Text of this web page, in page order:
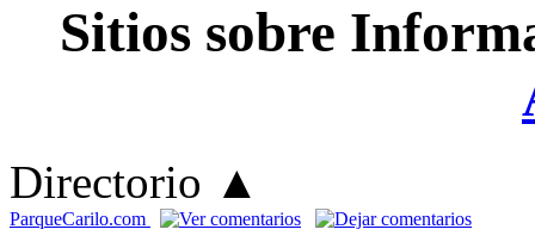
Sitios sobre
Directorio ▲
ParqueCarilo.com